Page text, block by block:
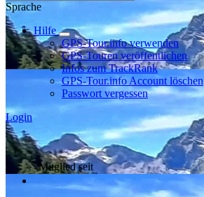
Sprache
Hilfe
GPS-Tour.info verwenden
GPS-Touren veröffentlichen
Infos zum TrackRank
GPS-Tour.info Account löschen
Passwort vergessen
Login
Mitglied seit